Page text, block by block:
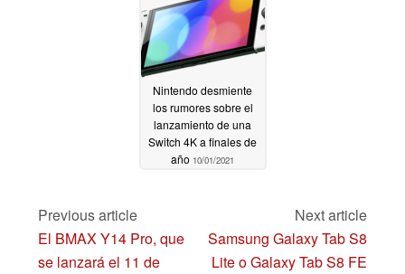
Nintendo desmiente
los rumores sobre el
lanzamiento de una
Switch 4K a finales de
año 10/01/2021
Previous article
El BMAX Y14 Pro, que
se lanzará el 11 de
Next article
Samsung Galaxy Tab S8
Lite o Galaxy Tab S8 FE